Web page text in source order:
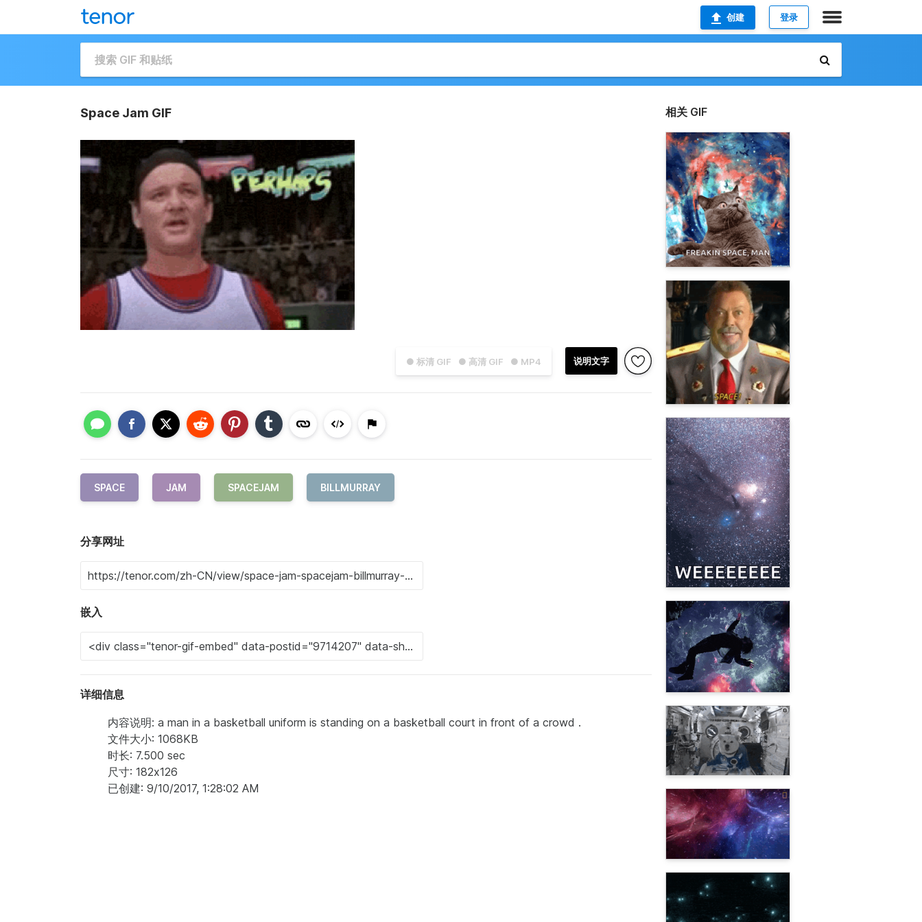
创建 登录
Space Jam GIF
● 标清 GIF ● 高清 GIF ● MP4 说明文字
SPACE JAM SPACEJAM BILLMURRAY
分享网址
嵌入
详细信息
内容说明: a man in a basketball uniform is standing on a basketball court in front of a crowd .
文件大小: 1068KB
时长: 7.500 sec
尺寸: 182x126
已创建: 9/10/2017, 1:28:02 AM
相关 GIF